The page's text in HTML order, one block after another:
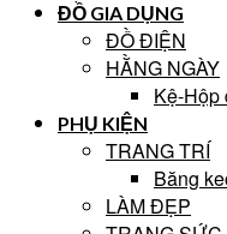
ĐỒ GIA DỤNG
ĐỒ ĐIỆN
HẰNG NGÀY
Kệ-Hộp
PHỤ KIỆN
TRANG TRÍ
Băng
LÀM ĐẸP